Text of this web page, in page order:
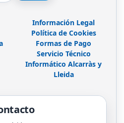
Información Legal
Política de Cookies
Formas de Pago
Servicio Técnico
Informático Alcarràs y
Lleida